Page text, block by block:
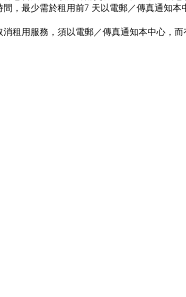
，最少需於租用前7 天以電郵／傳真通知
租用服務，須以電郵／傳真通知本中心，而